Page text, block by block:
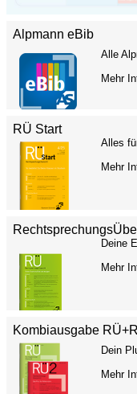
Alpmann eBib
Alle
Mehr
RÜ Start
Alles
Mehr
Deine
Mehr
Kombiausgabe
Dein
Mehr